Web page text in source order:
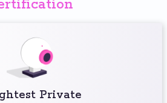
Private